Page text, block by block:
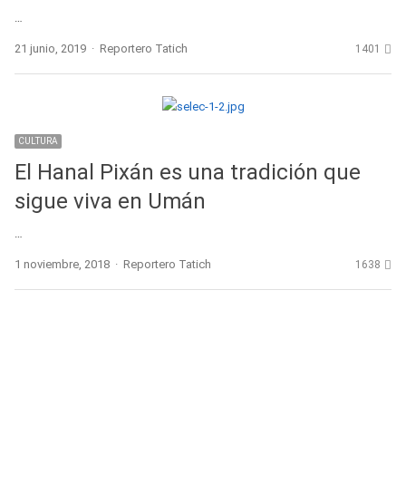
…
21 junio, 2019 Author
Reportero Tatich 1401
CULTURA
El Hanal Pixán es una tradición que
sigue viva en Umán
…
1 noviembre, 2018 Author
Reportero Tatich 1638